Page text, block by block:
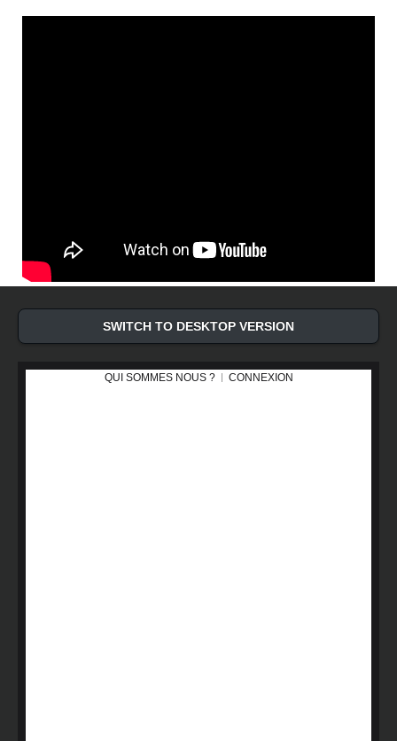
SWITCH TO DESKTOP VERSION
QUI SOMMES NOUS ? CONNEXION